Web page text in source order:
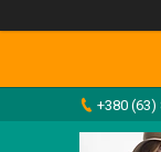
+380 (63)